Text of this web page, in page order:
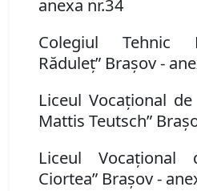
anexa nr.34
Colegiul Tehnic
Răduleţ” Braşov-
Liceul Vocaţional
Mattis Teutsch”
Liceul Vocaţional
Ciortea” Braşov-